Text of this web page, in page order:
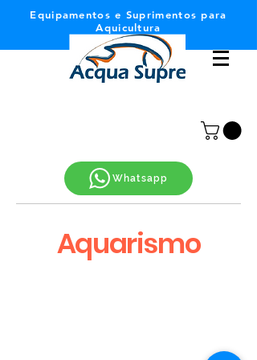
Equipamentos e Suprimentos para
Aquicultura
Whatsapp
Aquarismo